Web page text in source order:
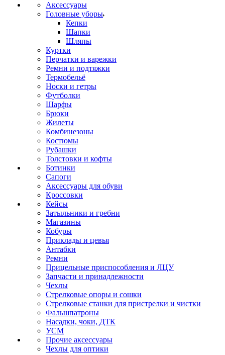
Аксессуары
Головные уборы
Кепки
Шапки
Шляпы
Куртки
Перчатки и варежки
Ремни и подтяжки
Термобельё
Носки и гетры
Футболки
Шарфы
Брюки
Жилеты
Комбинезоны
Костюмы
Рубашки
Толстовки и кофты
Ботинки
Сапоги
Аксессуары для обуви
Кроссовки
Кейсы
Затыльники и гребни
Магазины
Кобуры
Приклады и цевья
Антабки
Ремни
Прицельные приспособления и ЛЦУ
Запчасти и принадлежности
Чехлы
Стрелковые опоры и сошки
Стрелковые станки для пристрелки и чистки
Фальшпатроны
Насадки, чоки, ДТК
УСМ
Прочие аксессуары
Чехлы для оптики